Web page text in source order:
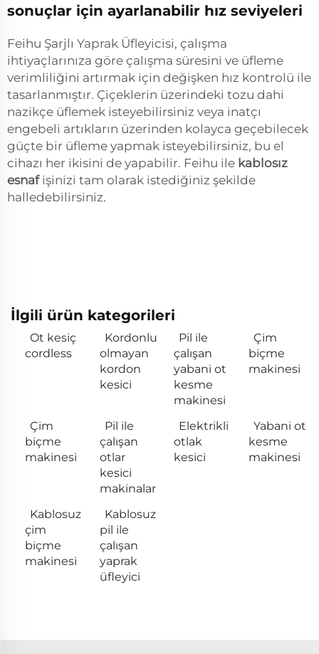
sonuçlar için ayarlanabilir hız seviyeleri
Feihu Şarjlı Yaprak Üfleyicisi, çalışma
ihtiyaçlarınıza göre çalışma süresini ve üfleme
verimliliğini artırmak için değişken hız kontrolü ile
tasarlanmıştır. Çiçeklerin üzerindeki tozu dahi
nazikçe üflemek isteyebilirsiniz veya inatçı
engebeli artıkların üzerinden kolayca geçebilecek
güçte bir üfleme yapmak isteyebilirsiniz, bu el
cihazı her ikisini de yapabilir. Feihu ile kablosız
esnaf işinizi tam olarak istediğiniz şekilde
halledebilirsiniz.
İlgili ürün kategorileri
Ot kesiç
cordless
Kordonlu
olmayan
kordon
kesici
Pil ile
çalışan
yabani ot
kesme
makinesi
Çim
biçme
makinesi
Çim
biçme
makinesi
Pil ile
çalışan
otlar
kesici
makinalar
Elektrikli
otlak
kesici
Yabani ot
kesme
makinesi
Kablosuz
çim
biçme
makinesi
Kablosuz
pil ile
çalışan
yaprak
üfleyici